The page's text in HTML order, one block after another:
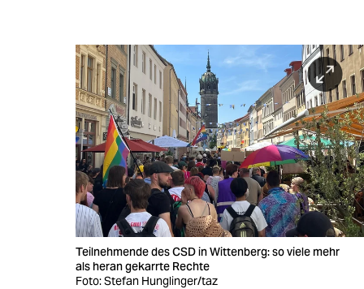
Teilnehmende des CSD in Wittenberg: so viele mehr
als heran gekarrte Rechte
Foto: Stefan Hunglinger/taz